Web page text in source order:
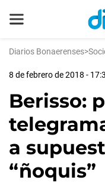
Diarios Bonaerenses>
8 de febrero de 2018 -
Berisso:
a
“ñoquis”